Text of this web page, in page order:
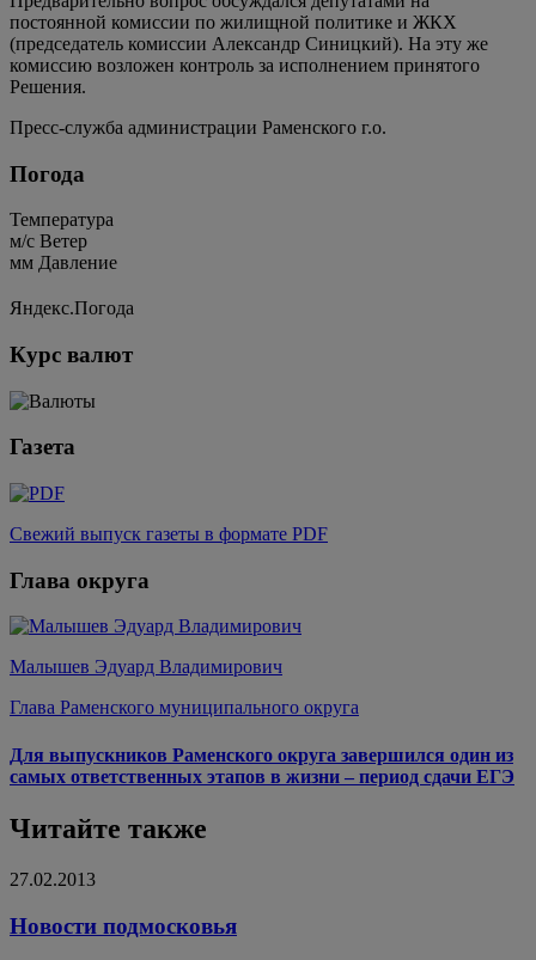
постоянной комиссии по жилищной политике и ЖКХ
(председатель комиссии Александр Синицкий). На эту же
комиссию возложен контроль за исполнением принятого
Решения.
Пресс-служба администрации Раменского г.о.
Погода
Температура
м/c Ветер
мм Давление
Яндекс.Погода
Курс валют
Газета
Свежий выпуск газеты в формате PDF
Глава округа
Малышев Эдуард Владимирович
Глава Раменского муниципального округа
Для выпускников Раменского округа завершился один из
самых ответственных этапов в жизни – период сдачи ЕГЭ
Читайте также
27.02.2013
Новости подмосковья